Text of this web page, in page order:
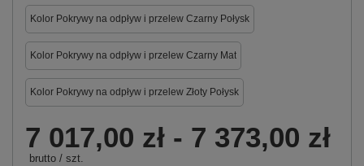
Kolor Pokrywy na odpływ i przelew Czarny Połysk
Kolor Pokrywy na odpływ i przelew Czarny Mat
Kolor Pokrywy na odpływ i przelew Złoty Połysk
7 017,00 zł - 7 373,00 zł
brutto / szt.